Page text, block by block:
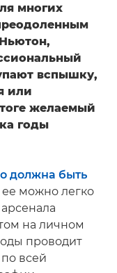
многих
вспышку,
или
желаемый
годы
должна быть
ее можно легко
на личном
проводит
всей